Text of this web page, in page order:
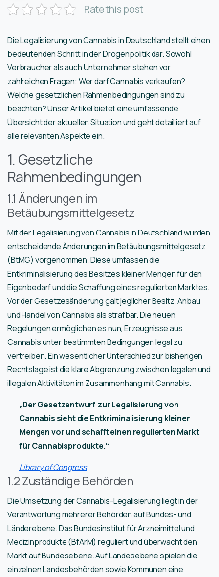
Rate this post
Die Legalisierung von Cannabis in Deutschland stellt einen
bedeutenden Schritt in der Drogenpolitik dar. Sowohl
Verbraucher als auch Unternehmer stehen vor
zahlreichen Fragen: Wer darf Cannabis verkaufen?
Welche gesetzlichen Rahmenbedingungen sind zu
beachten? Unser Artikel bietet eine umfassende
Übersicht der aktuellen Situation und geht detailliert auf
alle relevanten Aspekte ein.
1. Gesetzliche
Rahmenbedingungen
1.1 Änderungen im
Betäubungsmittelgesetz
Mit der Legalisierung von Cannabis in Deutschland wurden
entscheidende Änderungen im Betäubungsmittelgesetz
(BtMG) vorgenommen. Diese umfassen die
Entkriminalisierung des Besitzes kleiner Mengen für den
Eigenbedarf und die Schaffung eines regulierten Marktes.
Vor der Gesetzesänderung galt jeglicher Besitz, Anbau
und Handel von Cannabis als strafbar. Die neuen
Regelungen ermöglichen es nun, Erzeugnisse aus
Cannabis unter bestimmten Bedingungen legal zu
vertreiben. Ein wesentlicher Unterschied zur bisherigen
Rechtslage ist die klare Abgrenzung zwischen legalen und
illegalen Aktivitäten im Zusammenhang mit Cannabis.
„Der Gesetzentwurf zur Legalisierung von
Cannabis sieht die Entkriminalisierung kleiner
Mengen vor und schafft einen regulierten Markt
für Cannabisprodukte.“
Library of Congress
1.2 Zuständige Behörden
Die Umsetzung der Cannabis-Legalisierung liegt in der
Verantwortung mehrerer Behörden auf Bundes- und
Länderebene. Das Bundesinstitut für Arzneimittel und
Medizinprodukte (BfArM) reguliert und überwacht den
Markt auf Bundesebene. Auf Landesebene spielen die
einzelnen Landesbehörden sowie Kommunen eine